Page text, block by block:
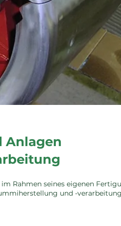
Anlagen
Rahmen seines eigenen
und -